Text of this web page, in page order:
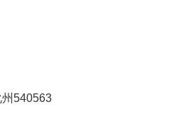
540563